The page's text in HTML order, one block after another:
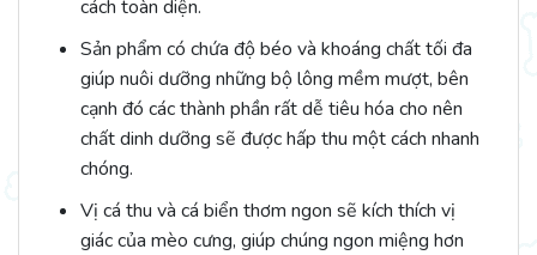
cách toàn diện.
Sản phẩm có chứa độ béo và khoáng chất tối đa
giúp nuôi dưỡng những bộ lông mềm mượt, bên
cạnh đó các thành phần rất dễ tiêu hóa cho nên
chất dinh dưỡng sẽ được hấp thu một cách nhanh
chóng.
Vị cá thu và cá biển thơm ngon sẽ kích thích vị
giác của mèo cưng, giúp chúng ngon miệng hơn